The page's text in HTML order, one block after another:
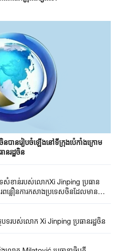
នបានរៀបចំឡើងនៅទីក្រុងប៉េកាំងក្រោម
រដ្ឋចិន
ទសំខាន់របស់លោកXi Jinping ប្រធាន
ន្លឿនការកសាងប្រទេសចិនដែលមានសុខ
បទរបស់លោក Xi Jinping ប្រធានរដ្ឋចិន